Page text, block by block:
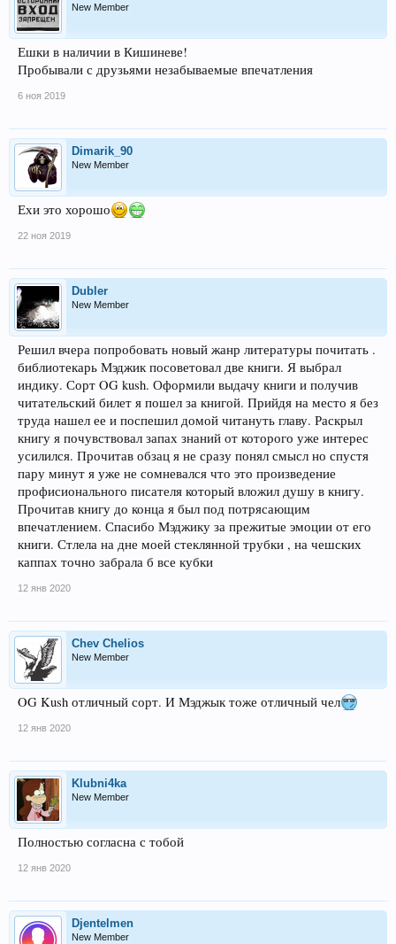
New Member
Ешки в наличии в Кишиневе!
Пробывали с друзьями незабываемые впечатления
6 ноя 2019
Dimarik_90
New Member
Ехи это хорошо
22 ноя 2019
Dubler
New Member
Решил вчера попробовать новый жанр литературы почитать .
библиотекарь Мэджик посоветовал две книги. Я выбрал
индику. Сорт OG kush. Оформили выдачу книги и получив
читательский билет я пошел за книгой. Прийдя на место я без
труда нашел ее и поспешил домой читануть главу. Раскрыл
книгу я почувствовал запах знаний от которого уже интерес
усилился. Прочитав обзац я не сразу понял смысл но спустя
пару минут я уже не сомневался что это произведение
профисионального писателя который вложил душу в книгу.
Прочитав книгу до конца я был под потрясающим
впечатлением. Спасибо Мэджику за прежитые эмоции от его
книги. Стлела на дне моей стеклянной трубки , на чешских
каппах точно забрала б все кубки
12 янв 2020
Chev Chelios
New Member
OG Kush отличный сорт. И Мэджык тоже отличный чел
12 янв 2020
Klubni4ka
New Member
Полностью согласна с тобой
12 янв 2020
Djentelmen
New Member